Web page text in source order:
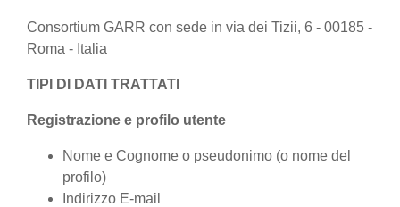
Consortium GARR con sede in via dei Tizii, 6 - 00185 -
Roma - Italia
TIPI DI DATI TRATTATI
Registrazione e profilo utente
Nome e Cognome o pseudonimo (o nome del
profilo)
Indirizzo E-mail